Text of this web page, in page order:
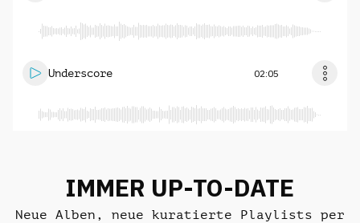
Underscore 02:05
IMMER UP-TO-DATE
Neue Alben, neue kuratierte Playlists per